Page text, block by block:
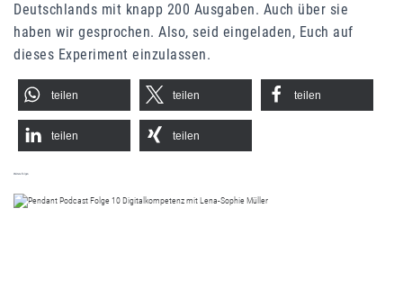
Deutschlands mit knapp 200 Ausgaben. Auch über sie
haben wir gesprochen. Also, seid eingeladen, Euch auf
dieses Experiment einzulassen.
teilen teilen teilen
teilen teilen
Weitere Folgen